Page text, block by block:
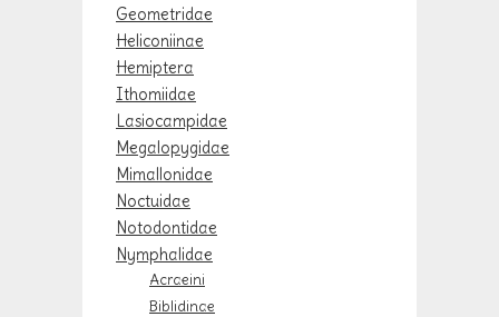
Geometridae
Heliconiinae
Hemiptera
Ithomiidae
Lasiocampidae
Megalopygidae
Mimallonidae
Noctuidae
Notodontidae
Nymphalidae
Acraeini
Biblidinae